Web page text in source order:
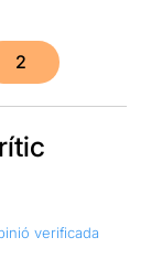
2
verificada